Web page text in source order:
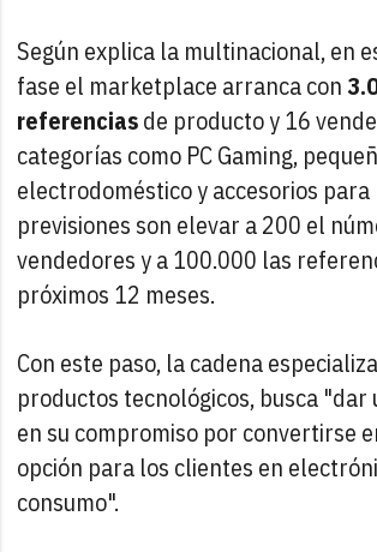
Según explica la multinacional, en
fase el marketplace arranca con
referenciasde producto y 16
categorías como PC Gaming,
electrodoméstico y accesorios para
previsiones son elevar a 200 el
vendedores y a 100.000 las
próximos 12 meses.
Con este paso, la cadena
productos tecnológicos, busca "dar
en su compromiso por convertirse
opción para los clientes en
consumo".